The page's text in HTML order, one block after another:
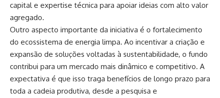
capital e expertise técnica para apoiar ideias com alto valor
agregado.
Outro aspecto importante da iniciativa é o fortalecimento
do ecossistema de energia limpa. Ao incentivar a criação e
expansão de soluções voltadas à sustentabilidade, o fundo
contribui para um mercado mais dinâmico e competitivo. A
expectativa é que isso traga benefícios de longo prazo para
toda a cadeia produtiva, desde a pesquisa e